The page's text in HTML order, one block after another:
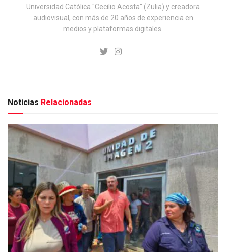
Universidad Católica "Cecilio Acosta" (Zulia) y creadora
audiovisual, con más de 20 años de experiencia en
medios y plataformas digitales.
Noticias Relacionadas